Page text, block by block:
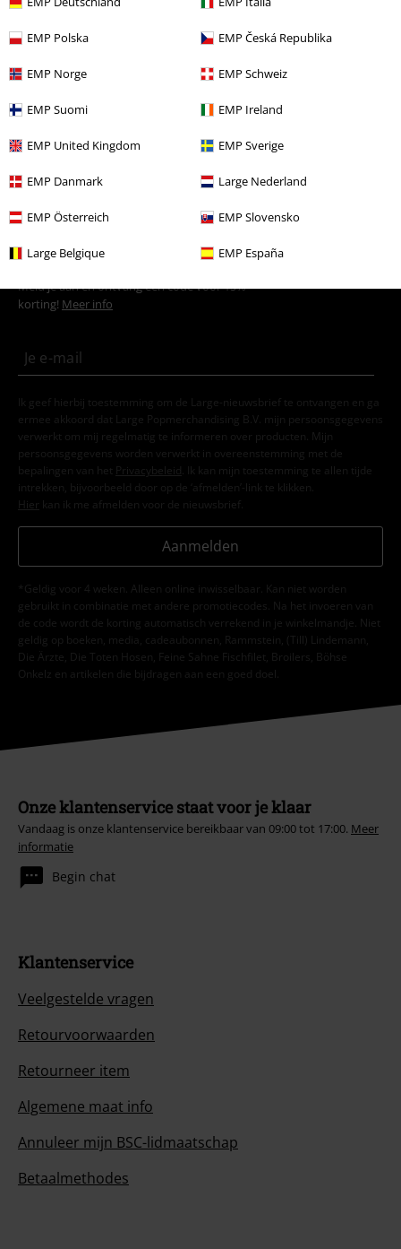
EMP Polska EMP Česká Republika
EMP Norge EMP Schweiz
EMP Suomi EMP Ireland
EMP United Kingdom EMP Sverige
EMP Danmark Large Nederland
EMP Österreich EMP Slovensko
Large Belgique EMP España
E-mailnieuwsbrief
Meld je aan en ontvang een code voor 15%
korting! Meer info
Ik geef hierbij toestemming om de Large-nieuwsbrief te ontvangen en ga
ermee akkoord dat Large Popmerchandising B.V. mijn persoonsgegevens
verwerkt om mij regelmatig te informeren over producten. Mijn
persoonsgegevens worden verwerkt in overeenstemming met de
bepalingen van het
Privacybeleid . Ik kan mijn toestemming te allen tijde
intrekken, bijvoorbeeld door op de ‘afmelden’-link te klikken.
Hier kan ik me afmelden voor de nieuwsbrief.
Aanmelden
*Geldig voor 4 weken. Alleen online inwisselbaar. Kan niet worden
gebruikt in combinatie met andere promotiecodes. Na het invoeren van
de code wordt de korting automatisch verrekend in je winkelmandje. Niet
geldig op boeken, media, cadeaubonnen, Rammstein, (Till) Lindemann,
Die Ärzte, Die Toten Hosen, Feine Sahne Fischfilet, Broilers, Böhse
Onkelz en artikelen die bijdragen aan een goed doel.
Onze klantenservice staat voor je klaar
Vandaag is onze klantenservice bereikbaar van 09:00 tot 17:00. Meer
informatie
Begin chat
Klantenservice
Veelgestelde vragen
Retourvoorwaarden
Retourneer item
Algemene maat info
Annuleer mijn BSC-lidmaatschap
Betaalmethodes